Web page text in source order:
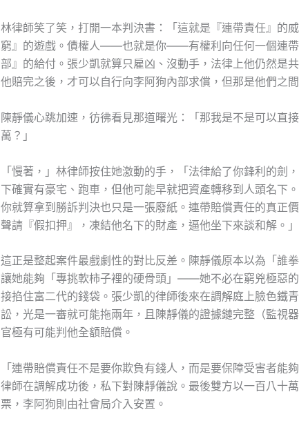
林律師笑了笑，打開一本判決書：「這就是『連帶責任』的
窮』的遊戲。債權人——也就是你——有權利向任何一個連帶
部』的給付。張少凱就算只雇凶、沒動手，法律上他仍然是
他賠完之後，才可以自行向李阿狗內部求償，但那是他們之間
陳靜儀心跳加速，彷彿看見那道曙光：「那我是不是可以直
萬？」
「慢著，」林律師按住她激動的手，「法律給了你鋒利的劍
下確實有豪宅、跑車，但他可能早就把資產轉移到人頭名下
你就算拿到勝訴判決也只是一張廢紙。連帶賠償責任的真正
聲請『假扣押』，凍結他名下的財產，逼他坐下來談和解。」
這正是整起案件最戲劇性的對比反差。陳靜儀原本以為「誰
讓她能夠「專挑軟柿子裡的硬骨頭」——她不必在窮兇極惡
接掐住富二代的錢袋。張少凱的律師後來在調解庭上臉色鐵
訟，光是一審就可能拖兩年，且陳靜儀的證據鏈完整（監視
官極有可能判他全額賠償。
「連帶賠償責任不是要你欺負有錢人，而是要保障受害者能
律師在調解成功後，私下對陳靜儀說。最後雙方以一百八十
票，李阿狗則由社會局介入安置。